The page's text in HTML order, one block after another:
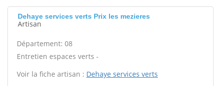
Dehaye services verts Prix les mezieres
Artisan
Département: 08
Entretien espaces verts -
Voir la fiche artisan : Dehaye services verts